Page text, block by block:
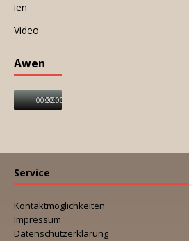
ien
Video
Awen
00:00
00:00
Service
Kontaktmöglichkeiten
Impressum
Datenschutzerklärung